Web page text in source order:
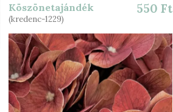
Köszönetajándék
(kredenc-1229)
550 Ft